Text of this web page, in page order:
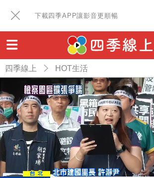
下載四季APP讓影音更順暢
四季線上 HOT生活